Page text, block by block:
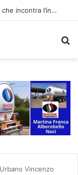
Siccità e caro gasolio colpiscono le campagne pugliesi: irrigare costa il 50,6% in più
Vincenzo